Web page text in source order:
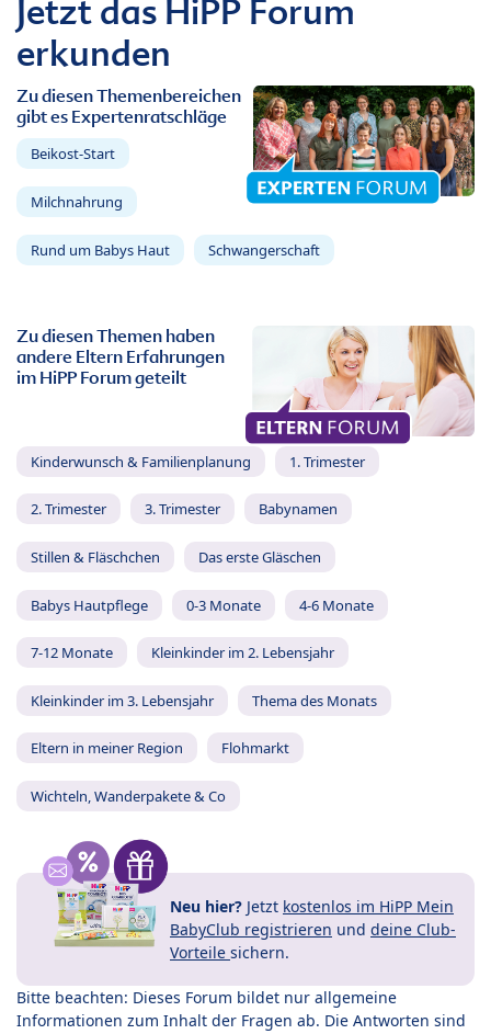
Jetzt das HiPP Forum
erkunden
Zu diesen Themenbereichen
gibt es Expertenratschläge
Beikost-Start
Milchnahrung
Rund um Babys Haut Schwangerschaft
Zu diesen Themen haben
andere Eltern Erfahrungen
im HiPP Forum geteilt
Kinderwunsch & Familienplanung 1. Trimester
2. Trimester 3. Trimester Babynamen
Stillen & Fläschchen Das erste Gläschen
Babys Hautpflege 0-3 Monate 4-6 Monate
7-12 Monate Kleinkinder im 2. Lebensjahr
Kleinkinder im 3. Lebensjahr Thema des Monats
Eltern in meiner Region Flohmarkt
Wichteln, Wanderpakete & Co
Neu hier? Jetzt kostenlos im HiPP Mein
BabyClub registrieren und deine Club-
Vorteile sichern.
Bitte beachten: Dieses Forum bildet nur allgemeine
Informationen zum Inhalt der Fragen ab. Die Antworten sind